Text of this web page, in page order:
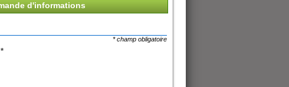
d'informations
* champ obligatoire
*